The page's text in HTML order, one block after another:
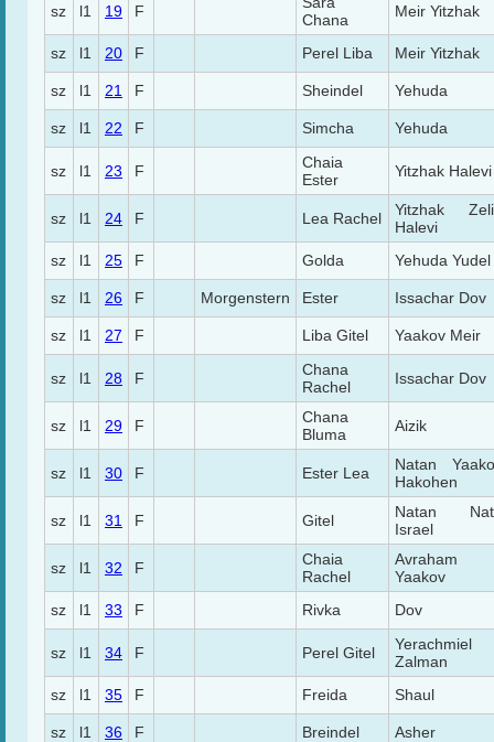
sz l1 19 F
Chana
Meir Yitzhak
sz l1 20 F Perel Liba Meir Yitzhak
sz l1 21 F Sheindel Yehuda
sz l1 22 F Simcha Yehuda
sz l1 23 F
Chaia
Ester
Yitzhak Halevi
sz l1 24 F Lea Rachel
Yitzhak
Halevi
sz
l1 25 F Golda Yehuda Yudel
sz l1 26 F Morgenstern Ester Issachar Dov
sz l1 27 F Liba Gitel Yaakov Meir
sz l1 28 F
Chana
Rachel
Issachar Dov
sz l1 29 F
Chana
Bluma
Aizik
sz l1 30 F Ester Lea
Natan
Hakohen
sz l1 31 F Gitel
Natan
Israel
sz l1 32 F
Chaia
Rachel
Avraham
Yaakov
sz
l1 33 F Rivka Dov
sz l1 34 F Perel Gitel
Yerachmiel
Zalman
sz
l1 35 F Freida Shaul
sz l1 36 F Breindel Asher